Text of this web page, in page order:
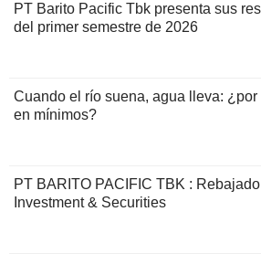
PT Barito Pacific Tbk presenta sus
del primer semestre de 2026
Cuando el río suena, agua lleva:
en mínimos?
PT BARITO PACIFIC TBK :
Investment & Securities